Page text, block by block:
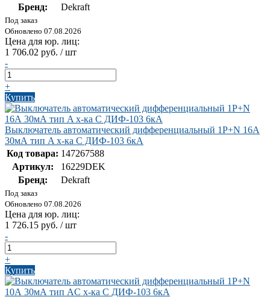
Бренд:
Dekraft
Под заказ
Обновлено 07.08.2026
Цена для юр. лиц:
1 706.02 руб. / шт
-
+
Купить
Выключатель автоматический дифференциальный 1Р+N 16А
30мА тип A х-ка С ДИФ-103 6кА
Код товара: 147267588
Артикул:
16229DEK
Бренд:
Dekraft
Под заказ
Обновлено 07.08.2026
Цена для юр. лиц:
1 726.15 руб. / шт
-
+
Купить